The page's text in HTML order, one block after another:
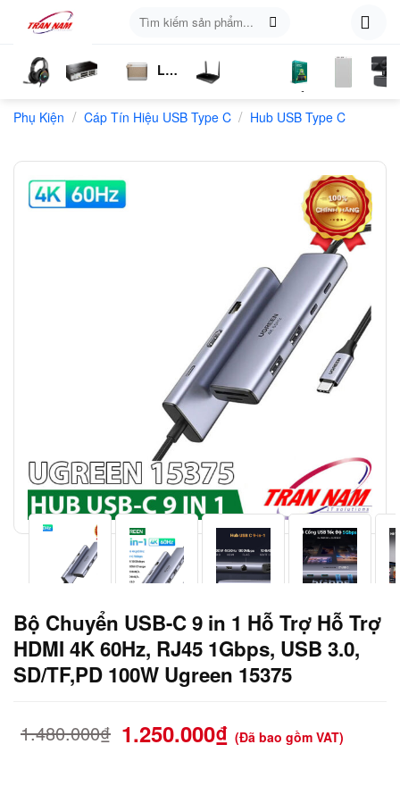
content
kiếm:
Nghe
Chia
Loa
LTE
Sóng
Phần
Mềm
Kiện
Phụ Kiện / Cáp Tín Hiệu USB Type C / Hub USB Type C
Bộ Chuyển USB-C 9 in 1 Hỗ Trợ Hỗ Trợ
HDMI 4K 60Hz, RJ45 1Gbps, USB 3.0,
SD/TF,PD 100W Ugreen 15375
1.480.000₫ 1.250.000₫ (Đã bao gồm VAT)